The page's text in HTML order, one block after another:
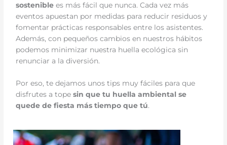
sostenible es más fácil que nunca. Cada vez más
eventos apuestan por medidas para reducir residuos y
fomentar prácticas responsables entre los asistentes.
Además, con pequeños cambios en nuestros hábitos
podemos minimizar nuestra huella ecológica sin
renunciar a la diversión.
Por eso, te dejamos unos tips muy fáciles para que
disfrutes a topesin que tu huella ambiental se
quede de fiesta más tiempo que tú.